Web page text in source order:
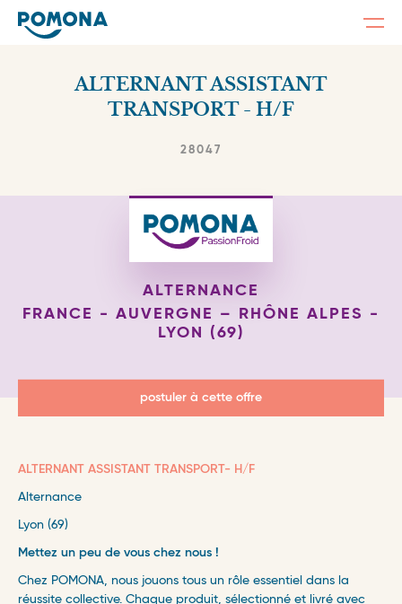
ALTERNANT ASSISTANT
TRANSPORT - H/F
28047
ALTERNANCE
FRANCE - AUVERGNE – RHÔNE ALPES -
LYON (69)
postuler à cette offre
ALTERNANT ASSISTANT TRANSPORT- H/F
Alternance
Lyon (69)
Mettez un peu de vous chez nous !
Chez POMONA, nous jouons tous un rôle essentiel dans la
réussite collective. Chaque produit, sélectionné et livré avec